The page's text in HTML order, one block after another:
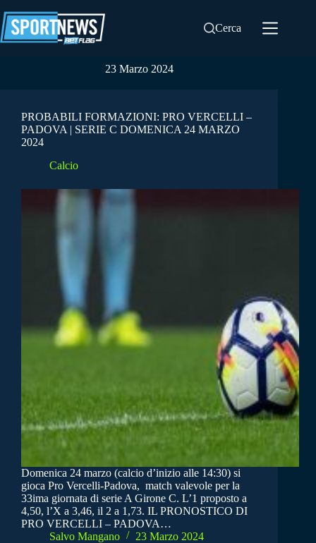
al
contenuto
Cerca
23 Marzo 2024
PROBABILI FORMAZIONI: PRO VERCELLI –
PADOVA | SERIE C DOMENICA 24 MARZO
2024
Calcio
Domenica 24 marzo (calcio d’inizio alle 14:30) si
gioca Pro Vercelli-Padova, match valevole per la
33ima giornata di serie A Girone C. L’1 proposto a
4,50, l’X a 3,46, il 2 a 1,73. IL PRONOSTICO DI
PRO VERCELLI – PADOVA…
Salvo Mangano
23 Marzo 2024